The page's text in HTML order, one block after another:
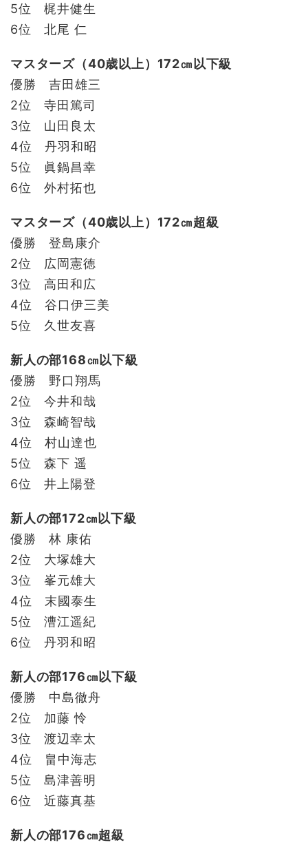
5位 梶井健生
6位 北尾 仁
マスターズ（40歳以上）172㎝以下級
優勝 吉田雄三
2位 寺田篤司
3位 山田良太
4位 丹羽和昭
5位 眞鍋昌幸
6位 外村拓也
マスターズ（40歳以上）172㎝超級
優勝 登島康介
2位 広岡憲徳
3位 高田和広
4位 谷口伊三美
5位 久世友喜
新人の部168㎝以下級
優勝 野口翔馬
2位 今井和哉
3位 森崎智哉
4位 村山達也
5位 森下 遥
6位 井上陽登
新人の部172㎝以下級
優勝 林 康佑
2位 大塚雄大
3位 峯元雄大
4位 末國泰生
5位 漕江遥紀
6位 丹羽和昭
新人の部176㎝以下級
優勝 中島徹舟
2位 加藤 怜
3位 渡辺幸太
4位 畠中海志
5位 島津善明
6位 近藤真基
新人の部176㎝超級